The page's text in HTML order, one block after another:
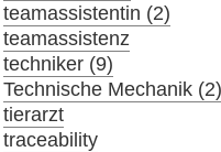
teamassistentin (2)
teamassistenz
techniker (9)
Technische Mechanik
tierarzt
traceability